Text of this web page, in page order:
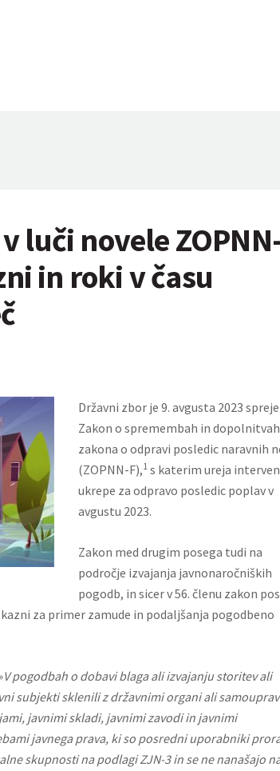
luči novele
in roki v času
Državni zbor je 9. avgusta 2023
Zakon o spremembah in dopolnitvah
zakona o odpravi posledic naravnih
(ZOPNN-F),1 s katerim ureja
ukrepe za odpravo posledic poplav v
avgustu 2023.
Zakon med drugim posega tudi na
področje izvajanja javnonaročniških
pogodb, in sicer v 56. členu zakon
za primer zamude in podaljšanja pogodbeno
V pogodbah o dobavi blaga ali izvajanju storitev ali
subjekti sklenili z državnimi organi ali
javnimi skladi, javnimi zavodi in javnimi
javnega prava, ki so posredni uporabniki
skupnosti na podlagi ZJN-3 in se ne nanašajo